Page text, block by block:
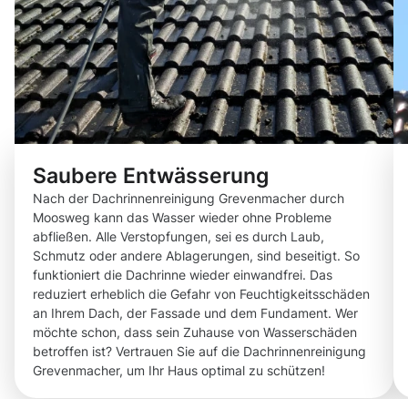
Saubere Entwässerung
Nach der Dachrinnenreinigung Grevenmacher durch
Moosweg kann das Wasser wieder ohne Probleme
abfließen. Alle Verstopfungen, sei es durch Laub,
Schmutz oder andere Ablagerungen, sind beseitigt. So
funktioniert die Dachrinne wieder einwandfrei. Das
reduziert erheblich die Gefahr von Feuchtigkeitsschäden
an Ihrem Dach, der Fassade und dem Fundament. Wer
möchte schon, dass sein Zuhause von Wasserschäden
betroffen ist? Vertrauen Sie auf die Dachrinnenreinigung
Grevenmacher, um Ihr Haus optimal zu schützen!